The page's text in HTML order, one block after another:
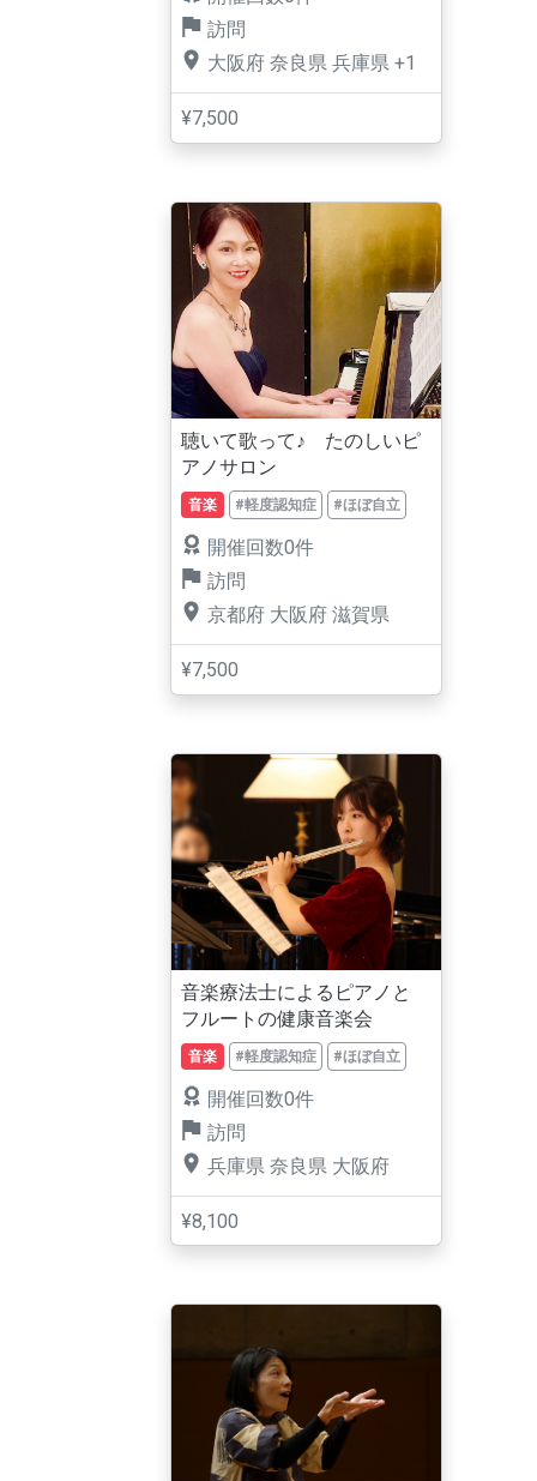
訪問
大阪府 奈良県 兵庫県 +1
¥7,500
聴いて歌って♪ たのしいピ
アノサロン
音楽 #軽度認知症 #ほぼ自立
開催回数0件
訪問
京都府 大阪府 滋賀県
¥7,500
音楽療法士によるピアノと
フルートの健康音楽会
音楽 #軽度認知症 #ほぼ自立
開催回数0件
訪問
兵庫県 奈良県 大阪府
¥8,100